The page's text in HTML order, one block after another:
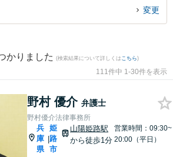
を検索したい』『初回相談無料で危険運転・あお
変更
かりました (検索結果について詳しくは こちら)
111件中 1-30件を表示
野村 優介 弁護士
野村優介法律事務所
兵
庫
県
|
姫
路
市
山陽姫路駅
から徒歩1分
営業時間：09:30~
20:00（平日）